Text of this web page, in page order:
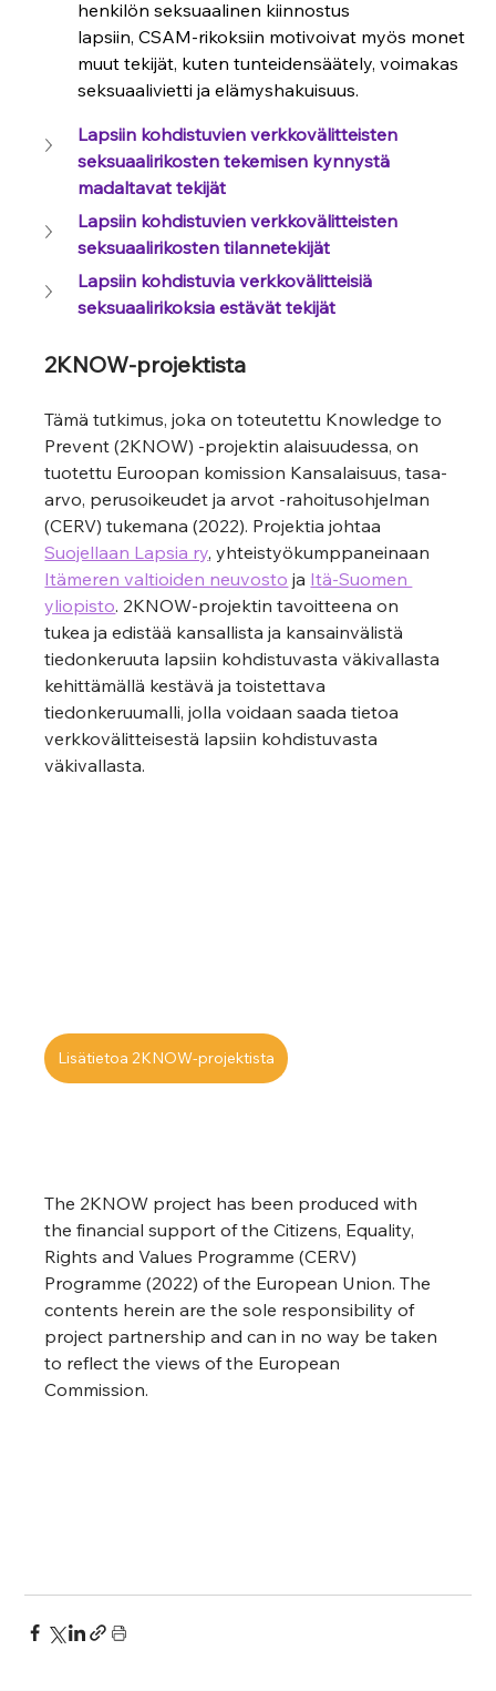
henkilön seksuaalinen kiinnostus
lapsiin, CSAM-rikoksiin motivoivat myös monet
muut tekijät, kuten tunteidensäätely, voimakas
seksuaalivietti ja elämyshakuisuus.
Lapsiin kohdistuvien verkkovälitteisten
seksuaalirikosten tekemisen kynnystä
madaltavat tekijät
Lapsiin kohdistuvien verkkovälitteisten
seksuaalirikosten tilannetekijät
Lapsiin kohdistuvia verkkovälitteisiä
seksuaalirikoksia estävät tekijät
2KNOW-projektista
Tämä tutkimus, joka on toteutettu Knowledge to
Prevent (2KNOW) -projektin alaisuudessa, on
tuotettu Euroopan komission Kansalaisuus, tasa-
arvo, perusoikeudet ja arvot -rahoitusohjelman
(CERV) tukemana (2022). Projektia johtaa
Suojellaan Lapsia ry, yhteistyökumppaneinaan
Itämeren valtioiden neuvosto ja Itä-Suomen
yliopisto. 2KNOW-projektin tavoitteena on
tukea ja edistää kansallista ja kansainvälistä
tiedonkeruuta lapsiin kohdistuvasta väkivallasta
kehittämällä kestävä ja toistettava
tiedonkeruumalli, jolla voidaan saada tietoa
verkkovälitteisestä lapsiin kohdistuvasta
väkivallasta.
Lisätietoa 2KNOW-projektista
The 2KNOW project has been produced with
the financial support of the Citizens, Equality,
Rights and Values Programme (CERV)
Programme (2022) of the European Union. The
contents herein are the sole responsibility of
project partnership and can in no way be taken
to reflect the views of the European
Commission.